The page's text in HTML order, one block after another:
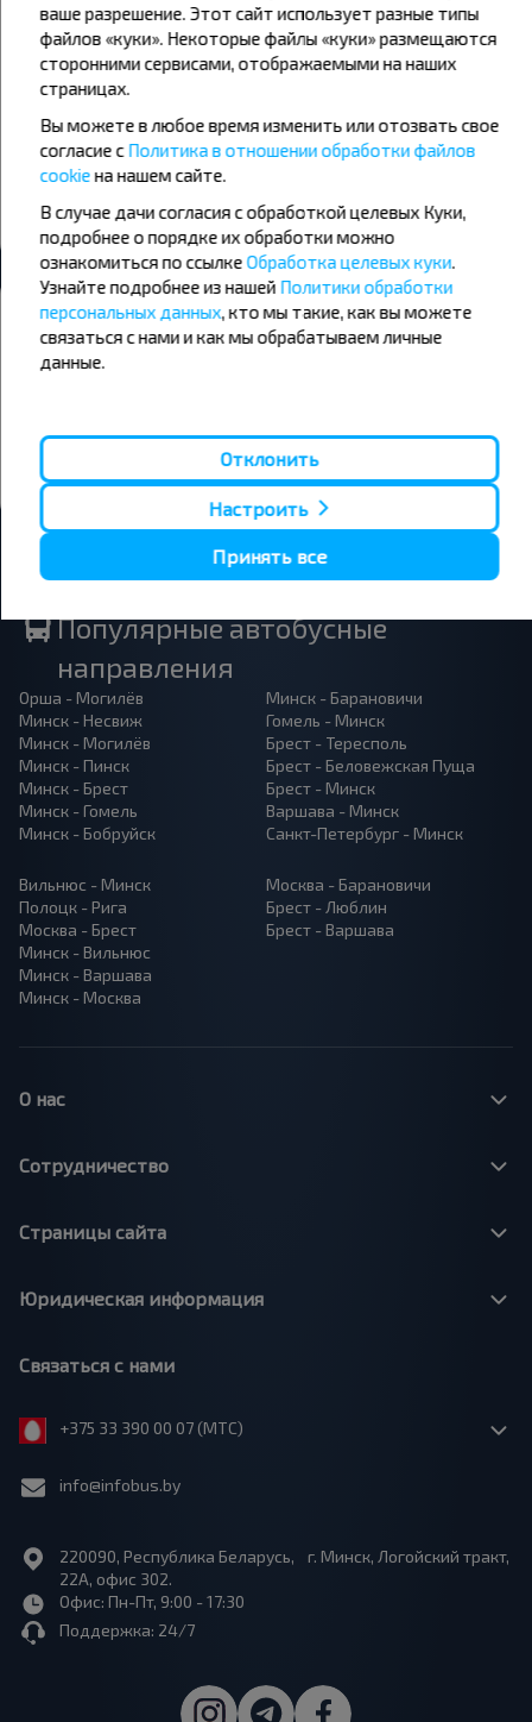
08
+18°C
+20°C День
+15°C
09
+17°C
+24°C День
+17°C
10
+20°C
+26°C
Хотите путешествовать дешевле?
Не пропусти специальные акции, скидки и другие интересные
предложения INFOBUS. Подпишись на получение новостей и
Подписаться
Популярные автобусные
направления
Орша - Могилёв
Минск - Несвиж
Минск - Могилёв
Минск - Пинск
Минск - Брест
Минск - Гомель
Минск - Бобруйск
Минск - Барановичи
Гомель - Минск
Брест - Тересполь
Брест - Беловежская Пуща
Брест - Минск
Варшава - Минск
Санкт-Петербург - Минск
Вильнюс - Минск
Полоцк - Рига
Москва - Брест
Минск - Вильнюс
Минск - Варшава
Минск - Москва
Москва - Барановичи
Брест - Люблин
Брест - Варшава
О нас
Сотрудничество
Страницы сайта
Юридическая информация
Связаться с нами
+375 33 390 00 07 (МТС)
info@infobus.by
220090, Республика Беларусь, г. Минск, Логойский тракт,
22А, офис 302.
Офис: Пн-Пт, 9:00 - 17:30
Поддержка: 24/7
ваше разрешение. Этот сайт использует разные типы
файлов «куки». Некоторые файлы «куки» размещаются
сторонними сервисами, отображаемыми на наших
страницах.
Вы можете в любое время изменить или отозвать свое
согласие сПолитика в отношении обработки файлов
cookieна нашем сайте.
В случае дачи согласия с обработкой целевых Куки,
подробнее о порядке их обработки можно
ознакомиться по ссылкеОбработка целевых куки
Узнайте подробнее из нашей Политики обработки
персональных данных , кто мы такие, как вы можете
связаться с нами и как мы обрабатываем личные
данные.
Отклонить
Настроить
Принять все